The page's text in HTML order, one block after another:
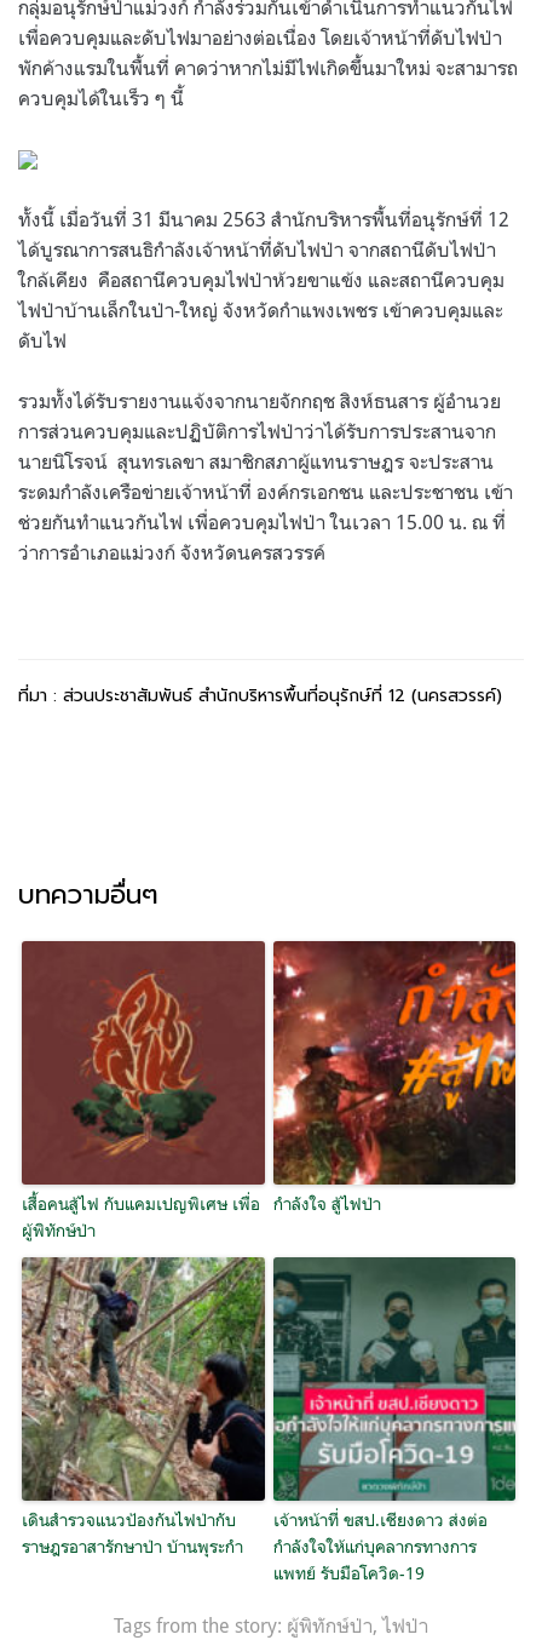
กลุ่มอนุรักษ์ป่าแม่วงก์ กำลังร่วมกันเข้าดำเนินการทำแนวกันไฟ
เพื่อควบคุมและดับไฟมาอย่างต่อเนื่อง โดยเจ้าหน้าที่ดับไฟป่า
พักค้างแรมในพื้นที่ คาดว่าหากไม่มีไฟเกิดขึ้นมาใหม่ จะสามารถ
ควบคุมได้ในเร็ว ๆ นี้
ทั้งนี้ เมื่อวันที่ 31 มีนาคม 2563 สำนักบริหารพื้นที่อนุรักษ์ที่ 12
ได้บูรณาการสนธิกำลังเจ้าหน้าที่ดับไฟป่า จากสถานีดับไฟป่า
ใกล้เคียง คือสถานีควบคุมไฟป่าห้วยขาแข้ง และสถานีควบคุม
ไฟป่าบ้านเล็กในป่า-ใหญ่ จังหวัดกำแพงเพชร เข้าควบคุมและ
ดับไฟ
รวมทั้งได้รับรายงานแจ้งจากนายจักกฤช สิงห์ธนสาร ผู้อำนวย
การส่วนควบคุมและปฏิบัติการไฟป่าว่าได้รับการประสานจาก
นายนิโรจน์ สุนทรเลขา สมาชิกสภาผู้แทนราษฎร จะประสาน
ระดมกำลังเครือข่ายเจ้าหน้าที่ องค์กรเอกชน และประชาชน เข้า
ช่วยกันทำแนวกันไฟ เพื่อควบคุมไฟป่า ในเวลา 15.00 น. ณ ที่
ว่าการอำเภอแม่วงก์ จังหวัดนครสวรรค์
ที่มา : ส่วนประชาสัมพันธ์ สำนักบริหารพื้นที่อนุรักษ์ที่ 12 (นครสวรรค์)
บทความอื่นๆ
เสื้อคนสู้ไฟ กับแคมเปญพิเศษ เพื่อ
ผู้พิทักษ์ป่า
กำลังใจ สู้ไฟป่า
เดินสำรวจแนวป้องกันไฟป่ากับ
ราษฎรอาสารักษาป่า บ้านพุระกำ
เจ้าหน้าที่ ขสป.เชียงดาว ส่งต่อ
กำลังใจให้แก่บุคลากรทางการ
แพทย์ รับมือโควิด-19
Tags from the story: ผู้พิทักษ์ป่า,ไฟป่า